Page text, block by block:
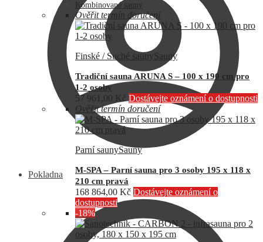
Pokladna
Kombinované sauny
Ověřit termín doručení
Finské / Suché saunySauny
Tradiční sauna ARUNA S – 100 x 190 cm pro
1-2 osoby
57 961,00 Kč Dostávejte oznámení o dostupnosti
Ověřit termín doručení
Parní saunySauny
M-SPA – Parní sauna pro 3 osoby 195 x 118 x
210 cm pravá
168 864,00 Kč Dostávejte oznámení o
dostupnosti
-18%